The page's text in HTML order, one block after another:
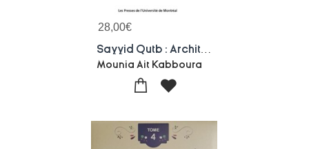
28,00€
Mounia Ait Kabboura